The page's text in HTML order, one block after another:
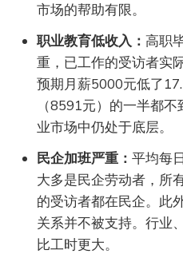
市场的帮助有限。
职业教育低收入：高职
重，已工作的受访者实
预期月薪5000元低了
（8591元）的一半都
业市场中仍处于底层。
民企加班严重：平均每
大多是民企劳动者，所
的受访者都在民企。此
关系并不被支持。行业
比工时更大。